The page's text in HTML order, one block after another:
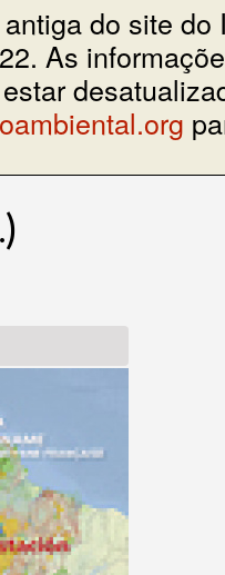
do site do
As